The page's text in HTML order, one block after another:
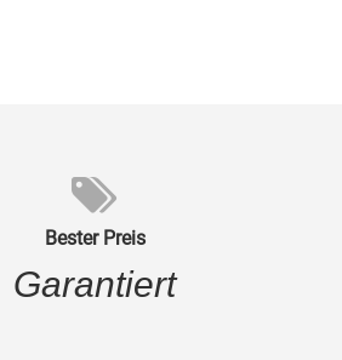
Bester Preis
Garantiert